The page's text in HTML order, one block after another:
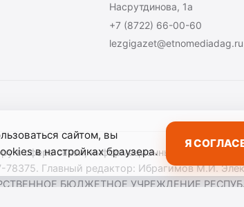
Насрутдинова, 1а
+7 (8722) 66-00-60
lezgigazet@etnomediadag.ru
в сфере связи, информационных технологий
Главный редактор: Ибрагимов М.И.
БЮДЖЕТНОЕ УЧРЕЖДЕНИЕ
сайтом, вы
в настройках браузера.
Я